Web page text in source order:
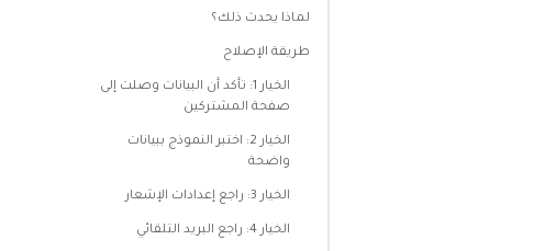
لماذا يحدث ذلك؟
طريقة الإصلاح
الخيار 1: تأكد أن البيانات وصلت إلى
صفحة المشتركين
الخيار 2: اختبر النموذج ببيانات
واضحة
الخيار 3: راجع إعدادات الإشعار
الخيار 4: راجع البريد التلقائي